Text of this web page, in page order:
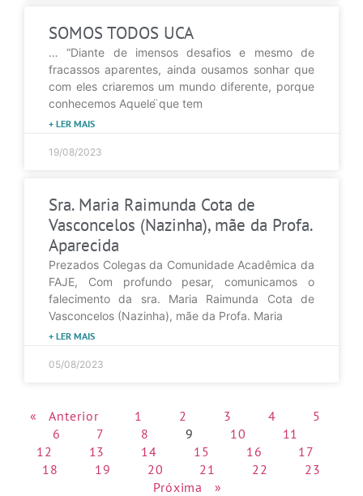
SOMOS TODOS UCA
… “Diante de imensos desafios e mesmo de
fracassos aparentes, ainda ousamos sonhar que
com eles criaremos um mundo diferente, porque
conhecemos Aquele ̈que tem
+ LER MAIS
19/08/2023
Sra. Maria Raimunda Cota de
Vasconcelos (Nazinha), mãe da Profa.
Aparecida
Prezados Colegas da Comunidade Acadêmica da
FAJE, Com profundo pesar, comunicamos o
falecimento da sra. Maria Raimunda Cota de
Vasconcelos (Nazinha), mãe da Profa. Maria
+ LER MAIS
05/08/2023
« Anterior 1 2 3 4
5
6
7 8 9 10
11
12
13 14 15 16
17
18
19 20 21 22
23
Próxima »